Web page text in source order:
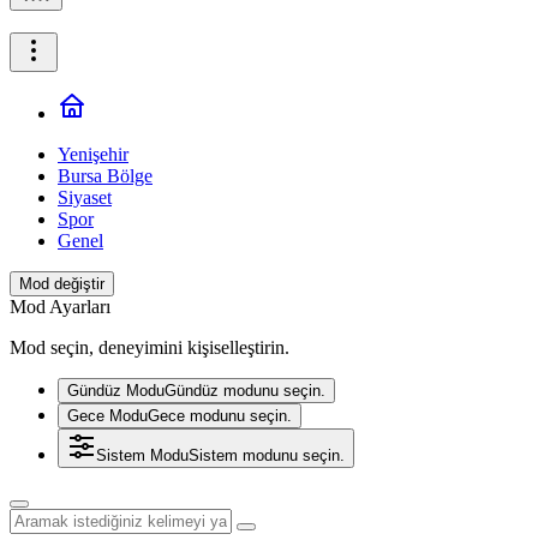
Yenişehir
Bursa Bölge
Siyaset
Spor
Genel
Mod değiştir
Mod Ayarları
Mod seçin, deneyimini kişiselleştirin.
Gündüz ModuGündüz modunu seçin.
Gece ModuGece modunu seçin.
Sistem ModuSistem modunu seçin.